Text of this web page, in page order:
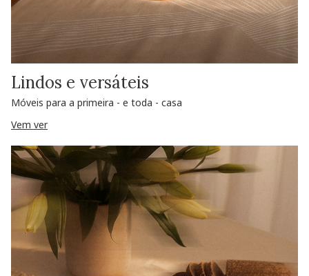
Lindos e versáteis
Móveis para a primeira - e toda - casa
Vem ver